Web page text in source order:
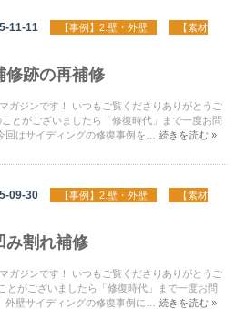
11-11 【事例】2.壁・外壁
【素材
修跡の再補修
ガジンです！ いつもご覧くださりありがとうご
とがございましたら「修復時代」まで一度お問
はサイディングの修復事例を…続きを読む »
09-30 【事例】2.壁・外壁
【素材
み割れ補修
ガジンです！ いつもご覧くださりありがとうご
とがございましたら「修復時代」まで一度お問
壁サイディングの修復事例に…続きを読む »